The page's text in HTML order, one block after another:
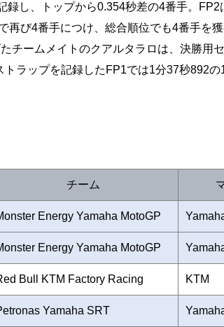
録し、トップから0.354秒差の4番手。
び4番手につけ、総合順位でも4番手を獲
チームメイトのクアルタラロは、決勝用
ラップを記録したFP1では1分37秒892
チーム
Energy Yamaha MotoGP
Energy Yamaha MotoGP
Bull KTM Factory Racing KTM
Yamaha SRT